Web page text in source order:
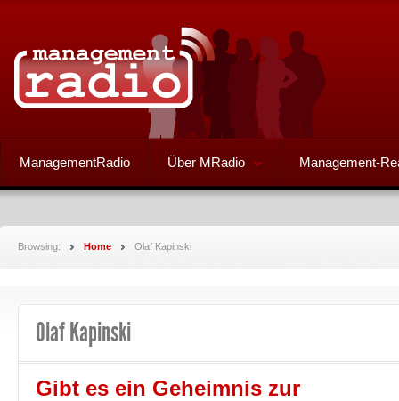
ManagementRadio Über MRadio Management-
Browsing: Home Olaf Kapinski
Olaf Kapinski
Gibt es ein Geheimnis zur